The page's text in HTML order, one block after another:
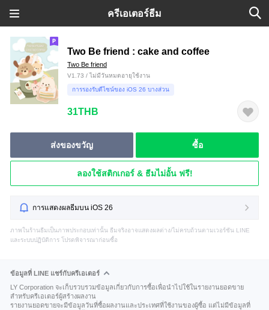
ครีเอเตอร์ธีม
Two Be friend : cake and coffee
Two Be friend
V1.73 / ไม่มีวันหมดอายุใช้งาน
การรองรับดีไซน์ของ iOS 26 บางส่วน
31THB
ส่งของขวัญ ซื้อ
ลองใช้สติกเกอร์ & ธีมไม่อั้น ฟรี!
การแสดงผลธีมบน iOS 26
ภาพในร้านธีมเป็นภาพประกอบเท่านั้น ธีมจริงอาจแสดงผลต่าง/ไม่ครบถ้วนตามเวอร์ชัน LINE
และระบบปฏิบัติการ โปรดพิจารณาก่อนซื้อ
ข้อมูลที่ LINE แชร์กับครีเอเตอร์
LY Corporation จะเก็บรวบรวมข้อมูลเกี่ยวกับการซื้อเพื่อนำไปใช้ในรายงานยอดขาย
สำหรับครีเอเตอร์ผู้สร้างผลงาน
รายงานยอดขายจะมีข้อมูลวันที่ซื้อผลงานและประเทศที่ใช้งานของผู้ซื้อ แต่ไม่มีข้อมูลที่